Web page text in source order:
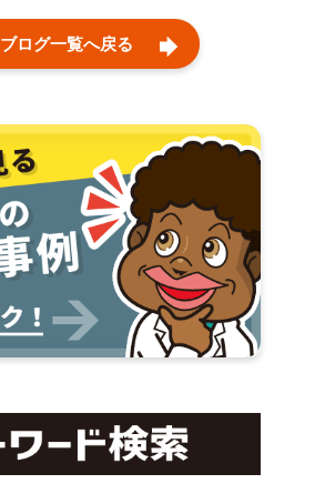
ブログ一覧へ戻る